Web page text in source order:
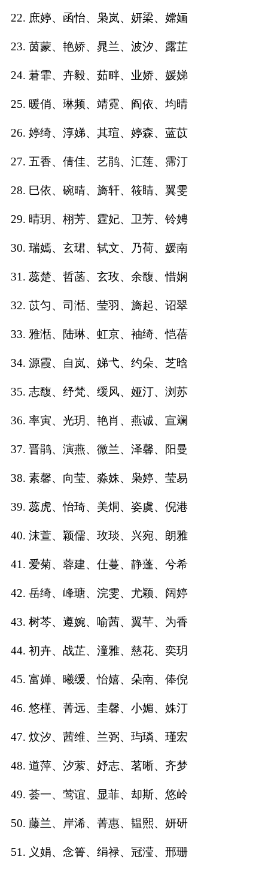
取
打
起
起
22. 庶婷、函怡、枭岚、妍梁、嫦婳
23. 茵蒙、艳娇、晁兰、波汐、露芷
24. 莙霏、卉毅、茹畔、业娇、媛娣
25. 暖俏、琳频、靖霓、阎依、均晴
26. 婷绮、淳娣、其瑄、婷森、蓝苡
27. 五香、倩佳、艺鹃、汇莲、霈汀
28. 巳依、碗晴、旖轩、筱睛、翼雯
29. 晴玥、栩芳、霆妃、卫芳、铃娉
30. 瑞嫣、玄珺、轼文、乃荷、媛南
31. 蕊楚、哲菡、玄玫、余馥、惜娴
32. 苡匀、司湉、莹羽、旖起、诏翠
33. 雅湉、陆琳、虹京、袖绮、恺蓓
34. 源霞、自岚、娣弋、约朵、芝晗
35. 志馥、纾梵、缓风、娅汀、浏苏
36. 率寅、光玥、艳肖、燕诚、宣斓
37. 晋鹃、演燕、微兰、泽馨、阳曼
38. 素馨、向莹、淼姝、枭婷、莹易
39. 蕊虎、怡琦、美烔、姿虞、倪港
40. 沫萱、颖儒、玫琰、兴宛、朗雅
41. 爱菊、蓉建、仕蔓、静蓬、兮希
42. 岳绮、峰瑭、浣雯、尤颖、阔婷
43. 树芩、遵婉、喻茜、翼芊、为香
44. 初卉、战芷、潼雅、慈花、奕玥
45. 富婵、曦缓、怡嬉、朵南、俸倪
46. 悠槿、菁远、圭馨、小媚、姝汀
47. 炆汐、茜维、兰弼、玙璘、瑾宏
48. 道萍、汐萦、妤志、茗晰、齐梦
49. 荟一、莺谊、显菲、却斯、悠岭
50. 藤兰、岸浠、菁惠、韫熙、妍研
51. 义娟、念箐、绢禄、冠滢、邢珊